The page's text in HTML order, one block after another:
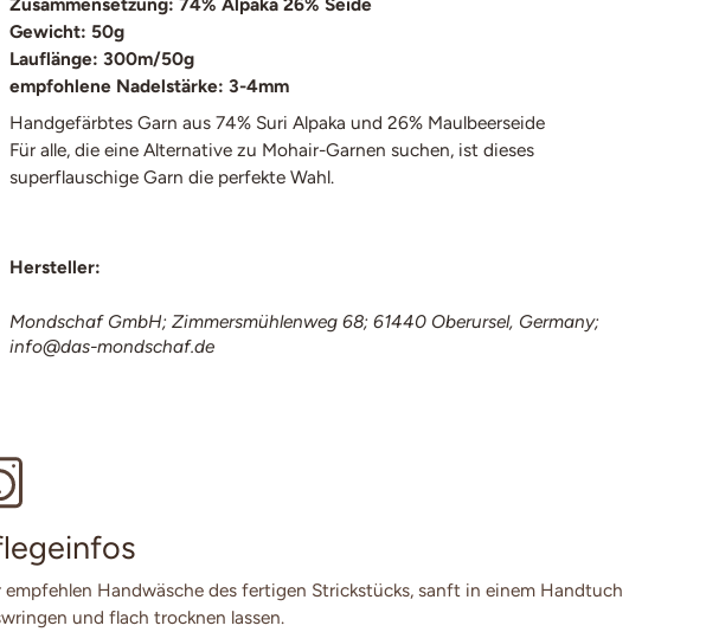
Gewicht: 50g
Lauflänge: 300m/50g
empfohlene Nadelstärke: 3-4mm
Handgefärbtes Garn aus 74% Suri Alpaka und 26% Maulbeerseide
Für alle, die eine Alternative zu Mohair-Garnen suchen, ist dieses
superflauschige Garn die perfekte Wahl.
Hersteller:
Mondschaf GmbH; Zimmersmühlenweg 68; 61440 Oberursel, Germany;
info@das-mondschaf.de
empfehlen Handwäsche des fertigen Strickstücks, sanft in einem Handtuch
und flach trocknen lassen.